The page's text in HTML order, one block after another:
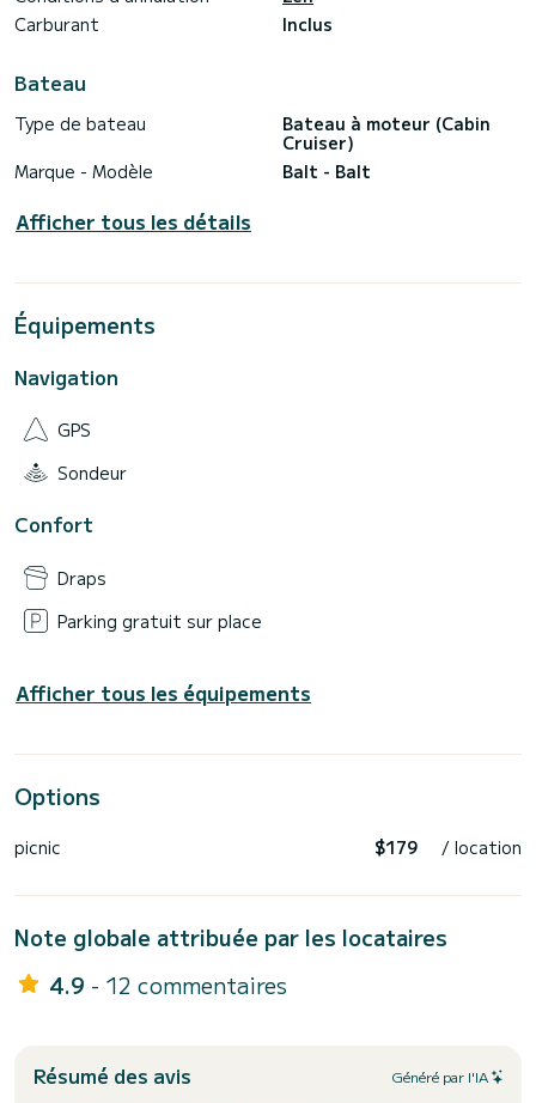
Carburant
Inclus
Bateau
Type de bateau
Bateau à moteur (Cabin
Cruiser)
Marque - Modèle
Balt - Balt
Afficher tous les détails
Équipements
Navigation
GPS
Sondeur
Confort
Draps
Parking gratuit sur place
Afficher tous les équipements
Options
picnic $179 / location
Note globale attribuée par les locataires
4.9 - 12 commentaires
Résumé des avis Généré par l'IA